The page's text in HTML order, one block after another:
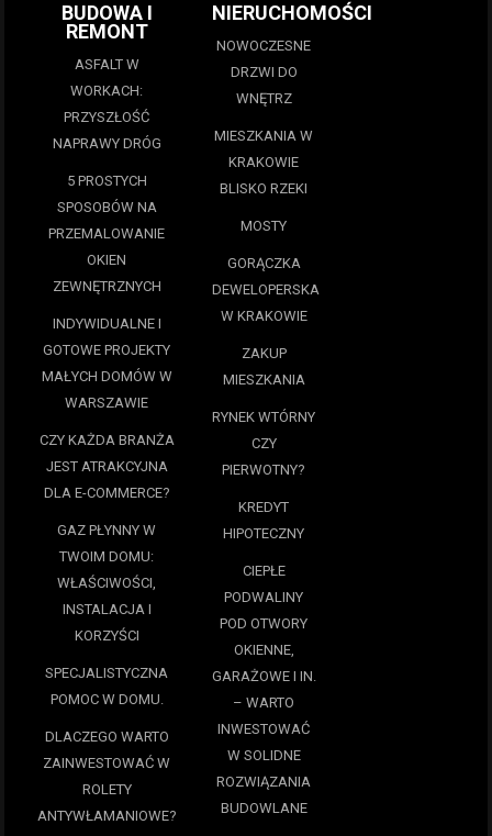
BUDOWA I
REMONT
ASFALT W
WORKACH:
PRZYSZŁOŚĆ
NAPRAWY DRÓG
5 PROSTYCH
SPOSOBÓW NA
PRZEMALOWANIE
OKIEN
ZEWNĘTRZNYCH
INDYWIDUALNE I
GOTOWE PROJEKTY
MAŁYCH DOMÓW W
WARSZAWIE
CZY KAŻDA BRANŻA
JEST ATRAKCYJNA
DLA E-COMMERCE?
GAZ PŁYNNY W
TWOIM DOMU:
WŁAŚCIWOŚCI,
INSTALACJA I
KORZYŚCI
SPECJALISTYCZNA
POMOC W DOMU.
DLACZEGO WARTO
ZAINWESTOWAĆ W
ROLETY
ANTYWŁAMANIOWE?
NIERUCHOMOŚCI
NOWOCZESNE
DRZWI DO
WNĘTRZ
MIESZKANIA W
KRAKOWIE
BLISKO RZEKI
MOSTY
GORĄCZKA
DEWELOPERSKA
W KRAKOWIE
ZAKUP
MIESZKANIA
RYNEK WTÓRNY
CZY
PIERWOTNY?
KREDYT
HIPOTECZNY
CIEPŁE
PODWALINY
POD OTWORY
OKIENNE,
GARAŻOWE I IN.
– WARTO
INWESTOWAĆ
W SOLIDNE
ROZWIĄZANIA
BUDOWLANE